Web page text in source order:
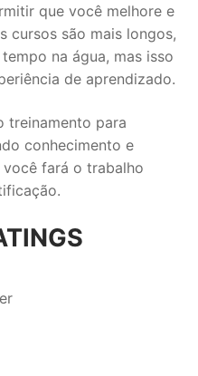
que você melhore e
cursos são mais longos,
na água, mas isso
de aprendizado.
treinamento para
conhecimento e
você fará o trabalho